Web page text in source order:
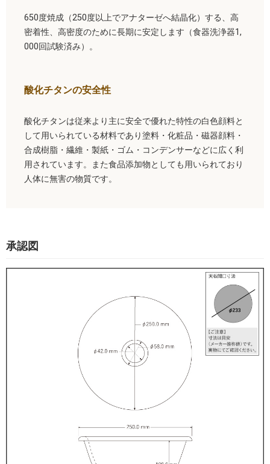
650度焼成（250度以上でアナターゼへ結晶化）する、高
密着性、高密度のために長期に安定します（食器洗浄器1,
000回試験済み）。
酸化チタンの安全性
酸化チタンは従来より主に安全で優れた特性の白色顔料と
して用いられている材料であり塗料・化粧品・磁器顔料・
合成樹脂・繊維・製紙・ゴム・コンデンサーなどに広く利
用されています。また食品添加物としても用いられており
人体に無害の物質です。
承認図